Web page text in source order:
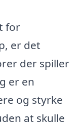
for
er det
der spiller
er en
og styrke
at skulle